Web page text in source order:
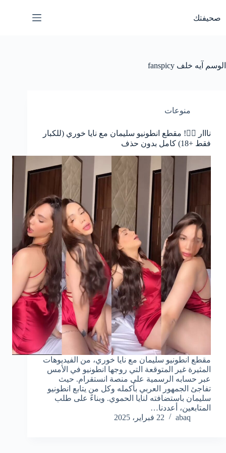
المحتوى
صحيفتك
الوسم آيه خلف fanspicy
منوعات
نااار ❤️‍🔥! مقطع انطونيو سليمان مع نايا خوري (للكبار
فقط +18) كامل بدون حذف
مقطع انطونيو سليمان مع نايا خوري، من الفيديوهات
المثيرة غير المتوقعة التي روجها انطونيو في الأمس
عبر حسابه الرسمية على منصة انستقرام. حيث
تفاجئ الجمهور العربي بأكمله وكل من يتابع انطونيو
سليمان باستضافته لنايا الحموي. وبناءً على طلب
المتابعين، أعددنا…
abaq
22 فبراير، 2025